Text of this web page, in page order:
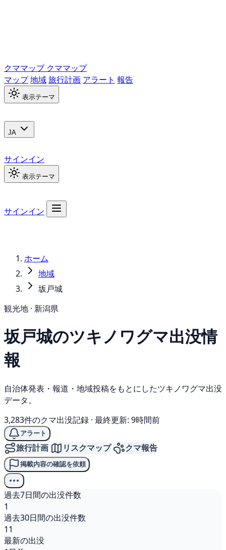
クママップ クママップ
マップ地域旅行計画 アラート 報告
表示テーマ
JA
サインイン
表示テーマ
サインイン
ホーム
地域
坂戸城
観光地 · 新潟県
坂戸城のツキノワグマ出没情
報
自治体発表・報道・地域投稿をもとにしたツキノワグマ出没
データ。
3,283件のクマ出没記録 · 最終更新: 9時間前
アラート
旅行計画 リスクマップ クマ報告
掲載内容の確認を依頼
過去7日間の出没件数
1
過去30日間の出没件数
11
最新の出没